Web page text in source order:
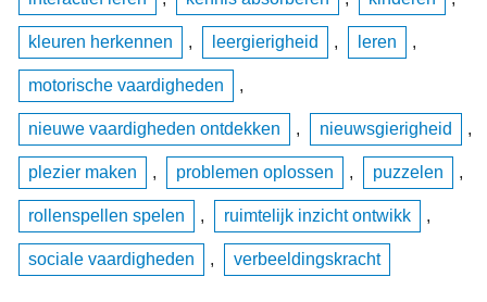
kleuren herkennen , leergierigheid , leren ,
motorische vaardigheden ,
nieuwe vaardigheden ontdekken , nieuwsgierigheid ,
plezier maken , problemen oplossen , puzzelen ,
rollenspellen spelen , ruimtelijk inzicht ontwikk ,
sociale vaardigheden , verbeeldingskracht